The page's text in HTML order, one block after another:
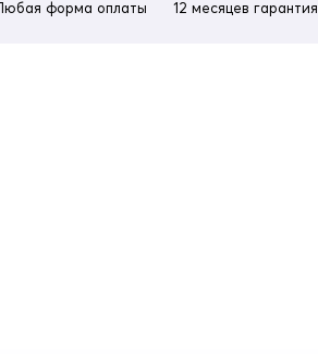
форма оплаты 12 месяцев гарантия